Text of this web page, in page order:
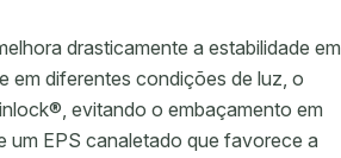
drasticamente a estabilidade em
em diferentes condições de luz, o
evitando o embaçamento em
um EPS canaletado que favorece a